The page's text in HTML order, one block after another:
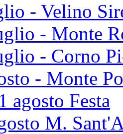
- Velino
- Monte
- Corno
- Monte
agosto Festa
M.